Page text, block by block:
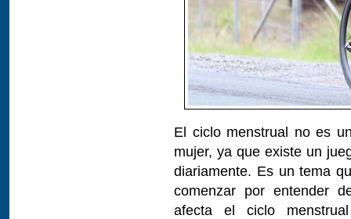
El ciclo menstrual no es
mujer, ya que existe un
diariamente. Es un tema
comenzar por entender
afecta el ciclo